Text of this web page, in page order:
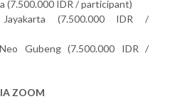
(7.500.000 IDR / participant)
(7.500.000 IDR /
Gubeng (7.500.000 IDR /
ZOOM